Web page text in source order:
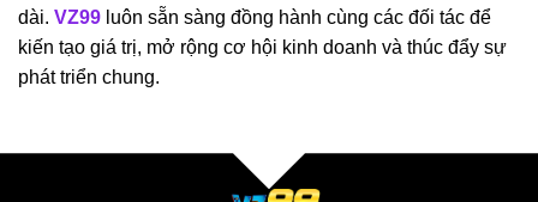
dài. VZ99 luôn sẵn sàng đồng hành cùng các đối tác để
kiến tạo giá trị, mở rộng cơ hội kinh doanh và thúc đẩy sự
phát triển chung.